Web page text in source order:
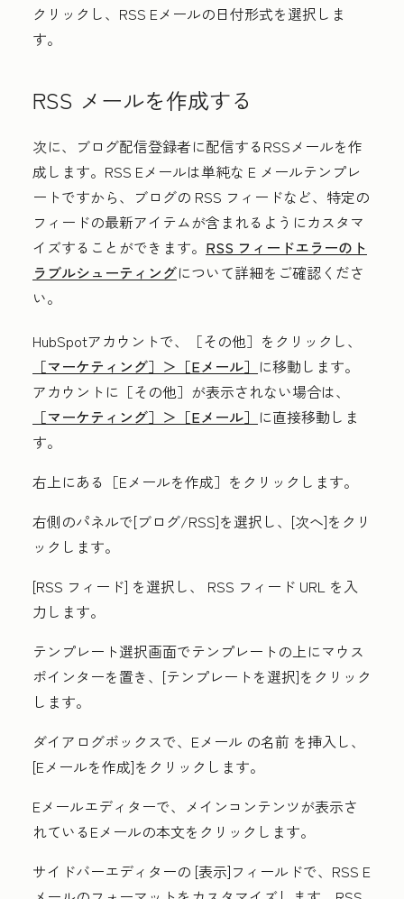
クリックし、RSS Eメールの日付形式を選択しま
す。
RSS メールを作成する
次に、ブログ配信登録者に配信するRSSメールを作
成します。RSS Eメールは単純な E メールテンプレ
ートですから、ブログの RSS フィードなど、特定の
フィードの最新アイテムが含まれるようにカスタマ
イズすることができます。 RSS フィードエラーのト
ラブルシューティングについて詳細をご確認くださ
い。
HubSpotアカウントで、
［その他］をクリックし、
［マーケティング］＞ ［Eメール］ に移動します。
アカウントに ［その他］が表示されない場合は、
［マーケティング］＞ ［Eメール］ に直接移動しま
す。
右上にある［Eメールを作成］をクリックします。
右側のパネルで[ブログ/RSS]を選択し、[次へ]をクリ
ックします。
[RSS フィード] を選択し、 RSS フィード URL を入
力します。
テンプレート選択画面でテンプレートの上にマウス
ポインターを置き、[テンプレートを選択]をクリック
します。
ダイアログボックスで、Eメール の名前 を挿入し、
[Eメールを作成]をクリックします。
Eメールエディターで、メインコンテンツが表示さ
れているEメールの本文をクリックします。
サイドバーエディターの [表示]フィールドで、RSS E